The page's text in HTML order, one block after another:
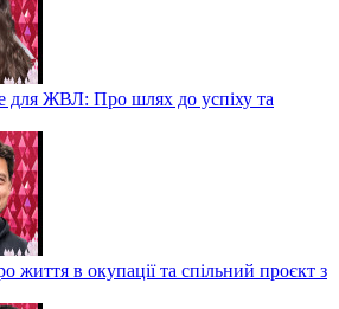
для ЖВЛ: Про шлях до успіху та
життя в окупації та спільний проєкт з